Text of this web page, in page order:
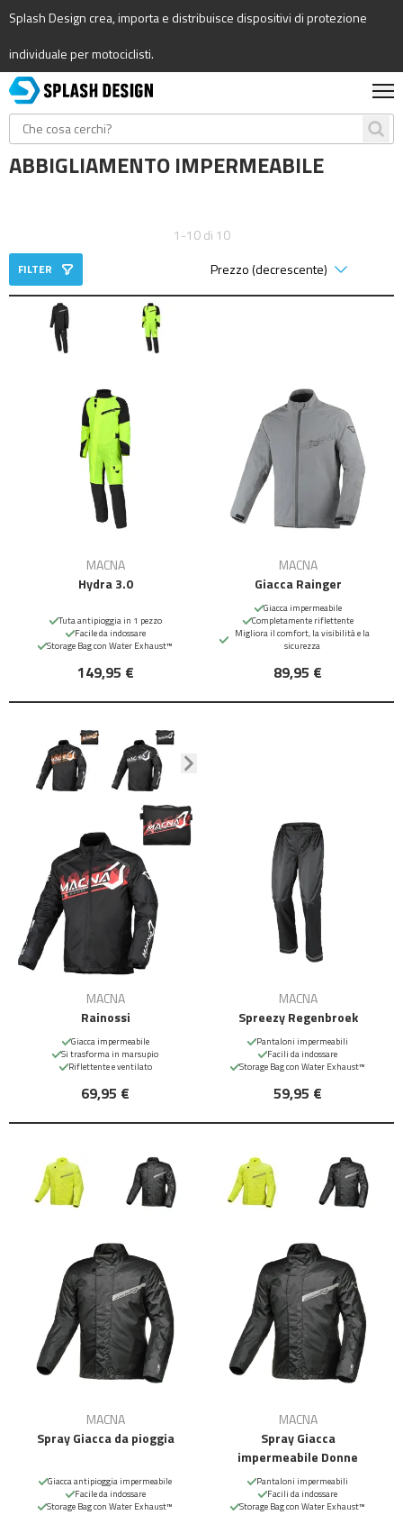
Splash Design crea, importa e distribuisce dispositivi di protezione
individuale per motociclisti.
ABBIGLIAMENTO IMPERMEABILE
1-10 di 10
FILTER
MACNA
Hydra 3.0
Tuta antipioggia in 1 pezzo
Facile da indossare
Storage Bag con Water Exhaust™
149,95 €
MACNA
Giacca Rainger
Giacca impermeabile
Completamente riflettente
Migliora il comfort, la visibilità e la
sicurezza
89,95 €
MACNA
Rainossi
Giacca impermeabile
Si trasforma in marsupio
Riflettente e ventilato
69,95 €
MACNA
Spreezy Regenbroek
Pantaloni impermeabili
Facili da indossare
Storage Bag con Water Exhaust™
59,95 €
MACNA
Spray Giacca da pioggia
Giacca antipioggia impermeabile
Facile da indossare
Storage Bag con Water Exhaust™
MACNA
Spray Giacca
impermeabile Donne
Pantaloni impermeabili
Facili da indossare
Storage Bag con Water Exhaust™